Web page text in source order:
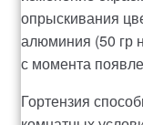
опрыскивания
алюминия (50 гр
с момента
Гортензия